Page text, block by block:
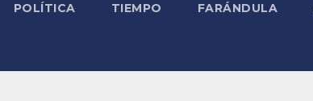
POLÍTICA TIEMPO FARÁNDULA